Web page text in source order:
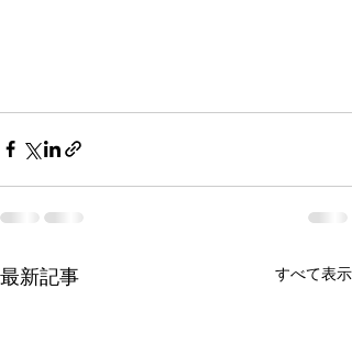
最新記事 すべて表示